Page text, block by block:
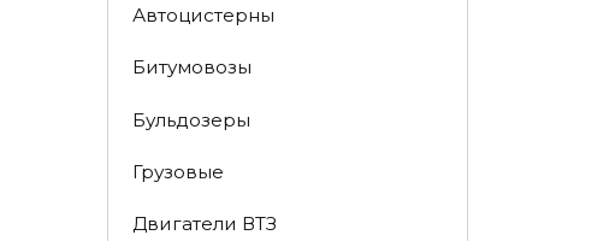
Автоцистерны
Битумовозы
Бульдозеры
Грузовые
Двигатели ВТЗ